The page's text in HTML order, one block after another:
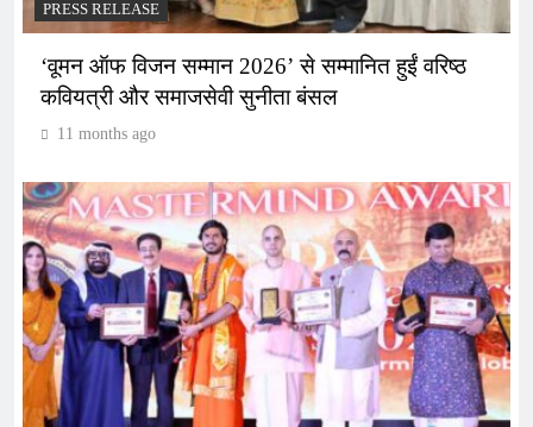
PRESS RELEASE
‘वूमन ऑफ विजन सम्मान 2026’ से सम्मानित हुईं वरिष्ठ
कवियत्री और समाजसेवी सुनीता बंसल
11 months ago